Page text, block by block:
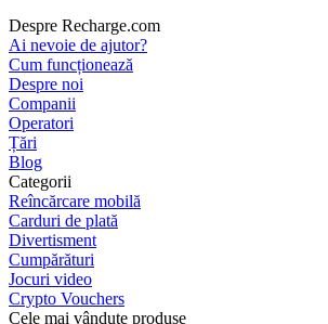
Despre Recharge.com
Ai nevoie de ajutor?
Cum funcționează
Despre noi
Companii
Operatori
Țări
Blog
Categorii
Reîncărcare mobilă
Carduri de plată
Divertisment
Cumpărături
Jocuri video
Crypto Vouchers
Cele mai vândute produse